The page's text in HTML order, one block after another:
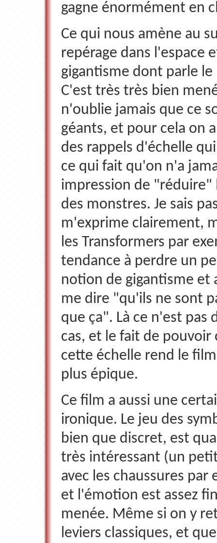
gagne énormément en
Ce qui nous amène au
repérage dans l'espace
gigantisme dont parle le
C'est très très bien
n'oublie jamais que ce
géants, et pour cela on
des rappels d'échelle
ce qui fait qu'on n'a
impression de "réduire"
des monstres. Je sais
m'exprime clairement,
les Transformers par
tendance à perdre un
notion de gigantisme et
me dire "qu'ils ne sont
que ça". Là ce n'est pas
cas, et le fait de pouvoir
cette échelle rend le
plus épique.
Ce film a aussi une
ironique. Le jeu des
bien que discret, est
très intéressant (un
avec les chaussures par
et l'émotion est assez
menée. Même si on y
leviers classiques, et